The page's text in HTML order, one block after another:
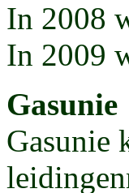
In 2008
In 2009
Gasunie
Gasunie